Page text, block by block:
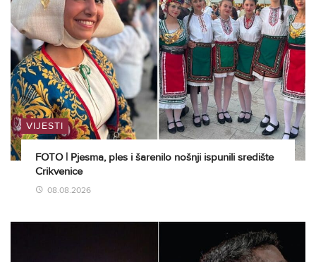
VIJESTI
FOTO | Pjesma, ples i šarenilo nošnji ispunili središte
Crikvenice
08.08.2026